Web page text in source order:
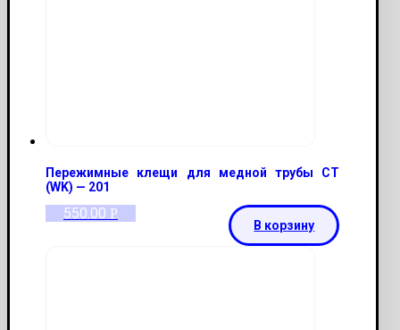
Пережимные клещи для медной трубы CT
(WK) — 201
550.00 Р
В корзину